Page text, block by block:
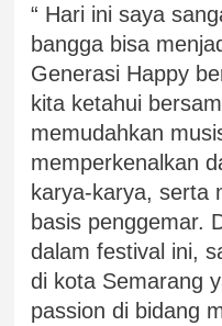
“ Hari ini saya
bangga bisa
Generasi Happy
kita ketahui
memudahkan
memperkenalkan
karya-karya, serta
basis penggemar.
dalam festival ini,
di kota Semarang
passion di bidang